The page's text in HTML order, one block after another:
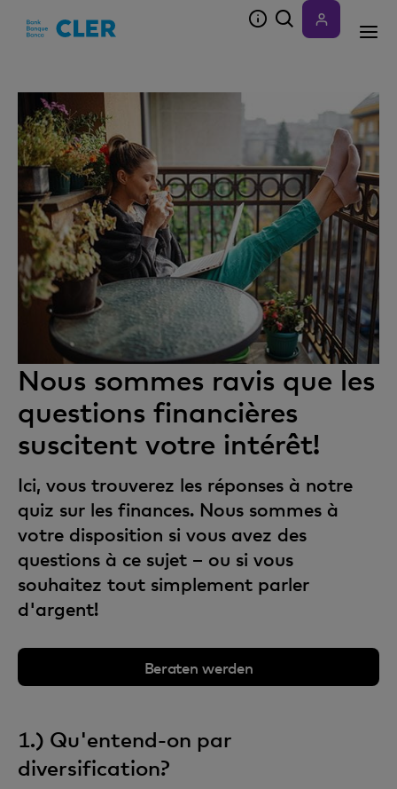
Nous sommes ravis que les
questions financières
suscitent votre intérêt!
Ici, vous trouverez les réponses à notre
quiz sur les finances. Nous sommes à
votre disposition si vous avez des
questions à ce sujet – ou si vous
souhaitez tout simplement parler
d'argent!
Beraten werden
1.) Qu'entend-on par
diversification?